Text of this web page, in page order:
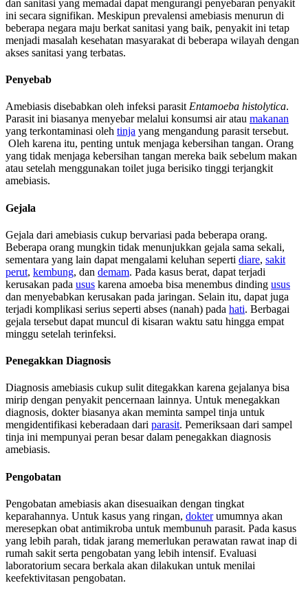
dan sanitasi yang memadai dapat mengurangi penyebaran penyakit
ini secara signifikan. Meskipun prevalensi amebiasis menurun di
beberapa negara maju berkat sanitasi yang baik, penyakit ini tetap
menjadi masalah kesehatan masyarakat di beberapa wilayah dengan
akses sanitasi yang terbatas.
Penyebab
Amebiasis disebabkan oleh infeksi parasit Entamoeba histolytica.
Parasit ini biasanya menyebar melalui konsumsi air atau makanan
yang terkontaminasi oleh tinja yang mengandung parasit tersebut.
Oleh karena itu, penting untuk menjaga kebersihan tangan. Orang
yang tidak menjaga kebersihan tangan mereka baik sebelum makan
atau setelah menggunakan toilet juga berisiko tinggi terjangkit
amebiasis.
Gejala
Gejala dari amebiasis cukup bervariasi pada beberapa orang.
Beberapa orang mungkin tidak menunjukkan gejala sama sekali,
sementara yang lain dapat mengalami keluhan seperti diare, sakit
perut, kembung, dan demam. Pada kasus berat, dapat terjadi
kerusakan pada usus karena amoeba bisa menembus dinding usus
dan menyebabkan kerusakan pada jaringan. Selain itu, dapat juga
terjadi komplikasi serius seperti abses (nanah) pada hati. Berbagai
gejala tersebut dapat muncul di kisaran waktu satu hingga empat
minggu setelah terinfeksi.
Penegakkan Diagnosis
Diagnosis amebiasis cukup sulit ditegakkan karena gejalanya bisa
mirip dengan penyakit pencernaan lainnya. Untuk menegakkan
diagnosis, dokter biasanya akan meminta sampel tinja untuk
mengidentifikasi keberadaan dari parasit. Pemeriksaan dari sampel
tinja ini mempunyai peran besar dalam penegakkan diagnosis
amebiasis.
Pengobatan
Pengobatan amebiasis akan disesuaikan dengan tingkat
keparahannya. Untuk kasus yang ringan, dokterumumnya akan
meresepkan obat antimikroba untuk membunuh parasit. Pada kasus
yang lebih parah, tidak jarang memerlukan perawatan rawat inap di
rumah sakit serta pengobatan yang lebih intensif. Evaluasi
laboratorium secara berkala akan dilakukan untuk menilai
keefektivitasan pengobatan.